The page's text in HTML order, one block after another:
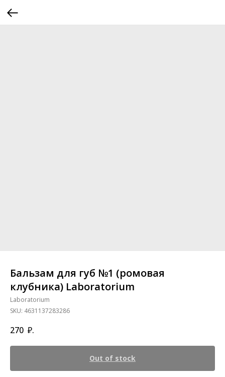
Бальзам для губ №1 (ромовая
клубника) Laboratorium
Laboratorium
SKU: 4631137283286
270 ₽.
Out of stock